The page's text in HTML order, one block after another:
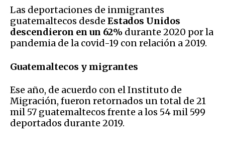
Las deportaciones de inmigrantes
guatemaltecos desde Estados Unidos
descendieron en un 62% durante 2020 por la
pandemia de la covid-19 con relación a 2019.
Guatemaltecos y migrantes
Ese año, de acuerdo con el Instituto de
Migración, fueron retornados un total de 21
mil 57 guatemaltecos frente a los 54 mil 599
deportados durante 2019.